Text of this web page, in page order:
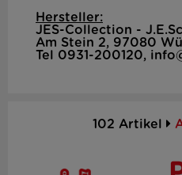
Hersteller:
JES-Collection -
Am Stein 2, 97080
Tel 0931-200120,
102 Artikel